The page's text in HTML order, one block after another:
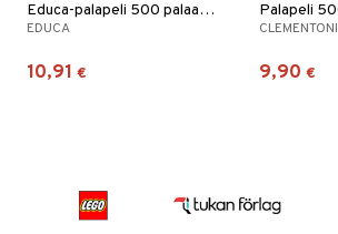
Educa-palapeli 500 palaa Villa Del Mar
EDUCA
10,91 €
CLEMENTONI
9,90 €